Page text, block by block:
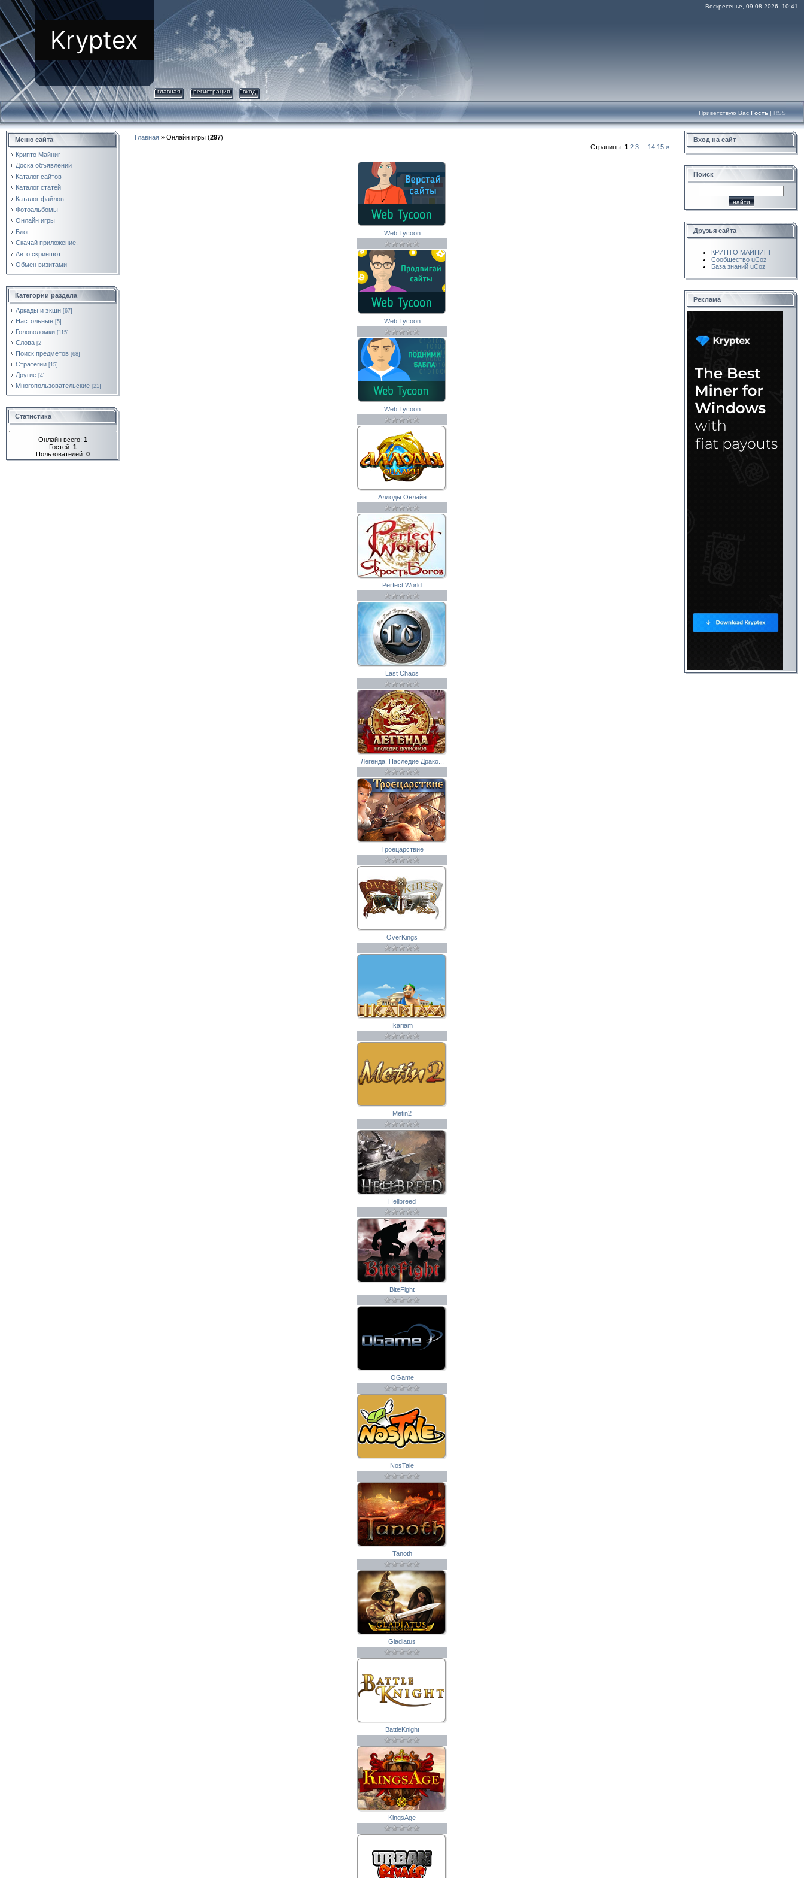
Kryptex
Воскресенье, 09.08.2026, 10:41
главная регистрация вход
Приветствую Вас Гость | RSS
Меню сайта
Крипто Майниг
Доска объявлений
Каталог сайтов
Каталог статей
Каталог файлов
Фотоальбомы
Онлайн игры
Блог
Скачай приложение.
Авто скриншот
Обмен визитами
Категории раздела
Аркады и экшн [67]
Настольные [5]
Головоломки [115]
Слова [2]
Поиск предметов [68]
Стратегии [15]
Другие [4]
Многопользовательские [21]
Статистика
Онлайн всего: 1
Гостей: 1
Пользователей: 0
Главная » Онлайн игры (297)
Страницы: 1 2 3 14 15 »
Web Tycoon
Web Tycoon
Web Tycoon
Аллоды Онлайн
Perfect World
Last Chaos
Легенда: Наследие Драко...
Троецарствие
OverKings
Ikariam
Metin2
Hellbreed
BiteFight
OGame
NosTale
Tanoth
Gladiatus
BattleKnight
KingsAge
Вход на сайт
Поиск
Друзья сайта
КРИПТО МАЙНИНГ
Сообщество uCoz
База знаний uCoz
Реклама